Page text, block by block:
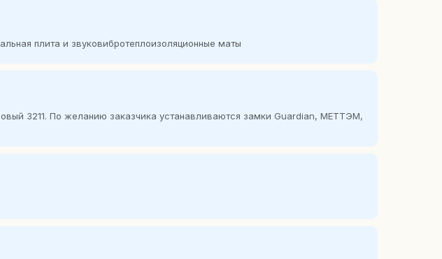
плита и звуковибротеплоизоляционные маты
3211. По желанию заказчика устанавливаются замки Guardian, МЕТТЭМ,